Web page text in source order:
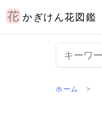
かぎけん花図鑑
ホーム